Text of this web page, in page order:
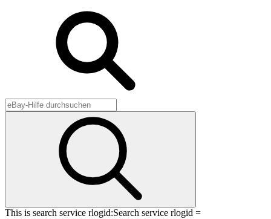
This is search service rlogid:Search service rlogid =